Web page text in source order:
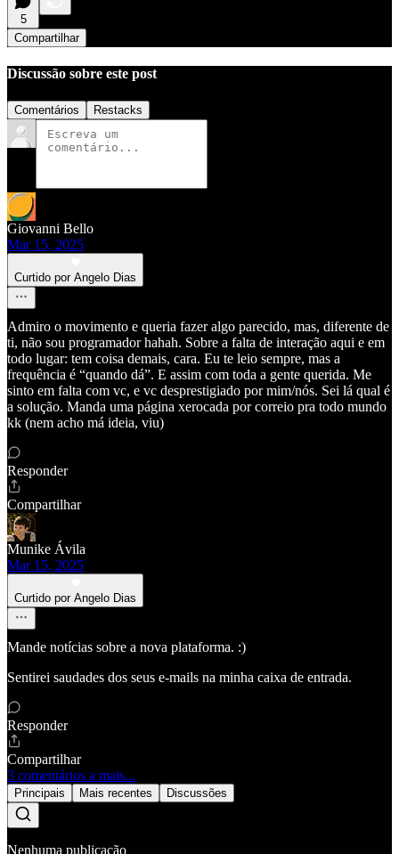
5
Compartilhar
Discussão sobre este post
Comentários Restacks
Giovanni Bello
Mar 15, 2025
Curtido por Angelo Dias
Admiro o movimento e queria fazer algo parecido, mas, diferente de
ti, não sou programador hahah. Sobre a falta de interação aqui e em
todo lugar: tem coisa demais, cara. Eu te leio sempre, mas a
frequência é “quando dá”. E assim com toda a gente querida. Me
sinto em falta com vc, e vc desprestigiado por mim/nós. Sei lá qual é
a solução. Manda uma página xerocada por correio pra todo mundo
kk (nem acho má ideia, viu)
Responder
Compartilhar
Munike Ávila
Mar 15, 2025
Curtido por Angelo Dias
Mande notícias sobre a nova plataforma. :)
Sentirei saudades dos seus e-mails na minha caixa de entrada.
Responder
Compartilhar
3 comentários a mais...
Principais Mais recentes Discussões
Nenhuma publicação